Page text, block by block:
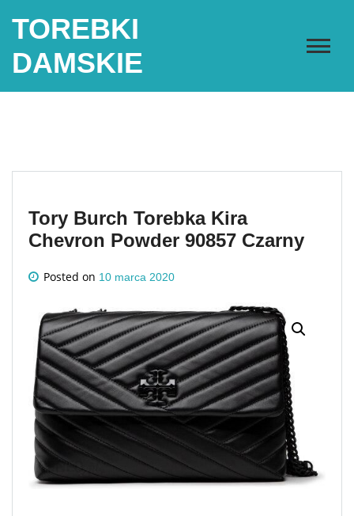
TOREBKI
DAMSKIE
Tory Burch Torebka Kira
Chevron Powder 90857 Czarny
Posted on 10 marca 2020